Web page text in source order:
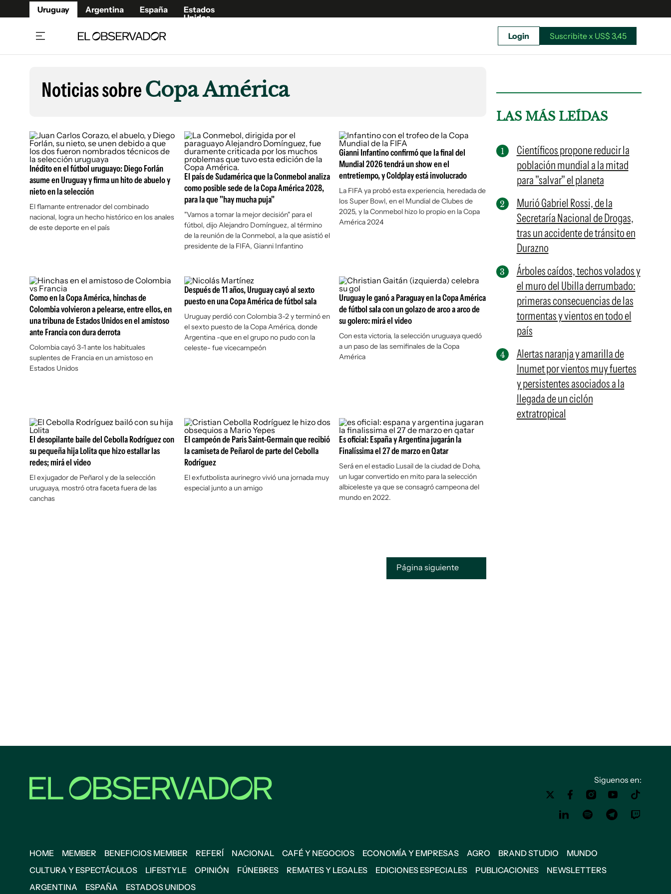
Uruguay Argentina España
Estados
Unidos
Beneficios Member
Café y Negocios
Economía y Empresas
Agro
Brand Studio
Cultura y Espectáculos
Fúnebres
Publicaciones
Newsletters
Argentina
España
Estados Unidos
Suscribite x US$ 3,45
Login Suscribite x US$ 3,45
Noticias sobreCopa América
Inédito en el fútbol uruguayo: Diego Forlán
asume en Uruguay y firma un hito de abuelo y
nieto en la selección
El flamante entrenador del combinado
nacional, logra un hecho histórico en los anales
de este deporte en el país
El país de Sudamérica que la Conmebol analiza
como posible sede de la Copa América 2028,
para la que "hay mucha puja"
"Vamos a tomar la mejor decisión" para el
fútbol, dijo Alejandro Domínguez, al término
de la reunión de la Conmebol, a la que asistió el
presidente de la FIFA, Gianni Infantino
Gianni Infantino confirmó que la final del
Mundial 2026 tendrá un show en el
entretiempo, y Coldplay está involucrado
La FIFA ya probó esta experiencia, heredada de
los Super Bowl, en el Mundial de Clubes de
2025, y la Conmebol hizo lo propio en la Copa
América 2024
Como en la Copa América, hinchas de
Colombia volvieron a pelearse, entre ellos, en
una tribuna de Estados Unidos en el amistoso
ante Francia con dura derrota
Colombia cayó 3-1 ante los habituales
suplentes de Francia en un amistoso en
Estados Unidos
Después de 11 años, Uruguay cayó al sexto
puesto en una Copa América de fútbol sala
Uruguay perdió con Colombia 3-2 y terminó en
el sexto puesto de la Copa América, donde
Argentina -que en el grupo no pudo con la
celeste- fue vicecampeón
Uruguay le ganó a Paraguay en la Copa América
de fútbol sala con un golazo de arco a arco de
su golero: mirá el video
Con esta victoria, la selección uruguaya quedó
a un paso de las semifinales de la Copa
América
El desopilante baile del Cebolla Rodríguez con
su pequeña hija Lolita que hizo estallar las
redes; mirá el video
El exjugador de Peñarol y de la selección
uruguaya, mostró otra faceta fuera de las
canchas
El campeón de Paris Saint-Germain que recibió
la camiseta de Peñarol de parte del Cebolla
Rodríguez
El exfutbolista aurinegro vivió una jornada muy
especial junto a un amigo
Es oficial: España y Argentina jugarán la
Finalíssima el 27 de marzo en Qatar
Será en el estadio Lusail de la ciudad de Doha,
un lugar convertido en mito para la selección
albiceleste ya que se consagró campeona del
mundo en 2022.
Página siguiente
LAS MÁS LEÍDAS
Científicos propone reducir la
población mundial a la mitad
para "salvar" el planeta
Murió Gabriel Rossi, de la
Secretaría Nacional de Drogas,
tras un accidente de tránsito en
Durazno
Árboles caídos, techos volados y
el muro del Ubilla derrumbado:
primeras consecuencias de las
tormentas y vientos en todo el
país
Alertas naranja y amarilla de
Inumet por vientos muy fuertes
y persistentes asociados a la
llegada de un ciclón
extratropical
Siguenos en:
HOME MEMBER BENEFICIOS MEMBER REFERÍ NACIONAL CAFÉ Y NEGOCIOS ECONOMÍA Y EMPRESAS AGRO BRAND STUDIO
MUNDO
CULTURA Y ESPECTÁCULOS
LIFESTYLE OPINIÓN FÚNEBRES REMATES Y LEGALES EDICIONES ESPECIALES PUBLICACIONES
NEWSLETTERS
ARGENTINA
ESPAÑA ESTADOS UNIDOS